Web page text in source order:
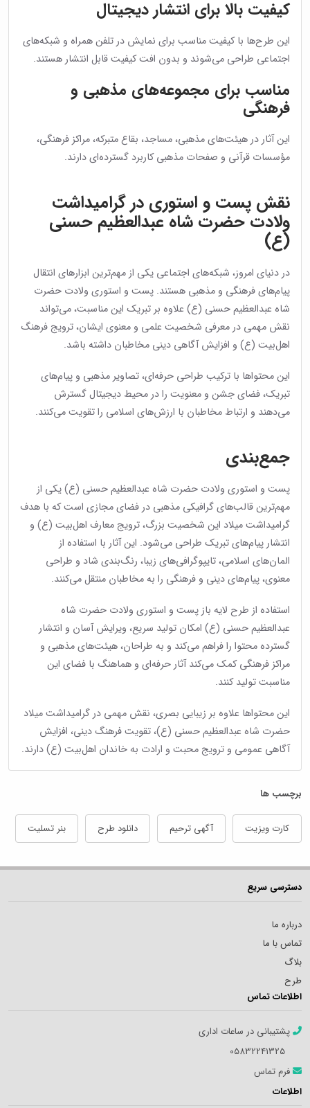
کیفیت بالا برای انتشار دیجیتال
این طرح‌ها با کیفیت مناسب برای نمایش در تلفن همراه و شبکه‌های
اجتماعی طراحی می‌شوند و بدون افت کیفیت قابل انتشار هستند.
مناسب برای مجموعه‌های مذهبی و
فرهنگی
این آثار در هیئت‌های مذهبی، مساجد، بقاع متبرکه، مراکز فرهنگی،
مؤسسات قرآنی و صفحات مذهبی کاربرد گسترده‌ای دارند.
نقش پست و استوری در گرامیداشت
ولادت حضرت شاه عبدالعظیم حسنی
(ع)
در دنیای امروز، شبکه‌های اجتماعی یکی از مهم‌ترین ابزارهای انتقال
پیام‌های فرهنگی و مذهبی هستند. پست و استوری ولادت حضرت
شاه عبدالعظیم حسنی (ع) علاوه بر تبریک این مناسبت، می‌تواند
نقش مهمی در معرفی شخصیت علمی و معنوی ایشان، ترویج فرهنگ
اهل‌بیت (ع) و افزایش آگاهی دینی مخاطبان داشته باشد.
این محتواها با ترکیب طراحی حرفه‌ای، تصاویر مذهبی و پیام‌های
تبریک، فضای جشن و معنویت را در محیط دیجیتال گسترش
می‌دهند و ارتباط مخاطبان با ارزش‌های اسلامی را تقویت می‌کنند.
جمع‌بندی
پست و استوری ولادت حضرت شاه عبدالعظیم حسنی (ع) یکی از
مهم‌ترین قالب‌های گرافیکی مذهبی در فضای مجازی است که با هدف
گرامیداشت میلاد این شخصیت بزرگ، ترویج معارف اهل‌بیت (ع) و
انتشار پیام‌های تبریک طراحی می‌شود. این آثار با استفاده از
المان‌های اسلامی، تایپوگرافی‌های زیبا، رنگ‌بندی شاد و طراحی
معنوی، پیام‌های دینی و فرهنگی را به مخاطبان منتقل می‌کنند.
استفاده از طرح لایه باز پست و استوری ولادت حضرت شاه
عبدالعظیم حسنی (ع) امکان تولید سریع، ویرایش آسان و انتشار
گسترده محتوا را فراهم می‌کند و به طراحان، هیئت‌های مذهبی و
مراکز فرهنگی کمک می‌کند آثار حرفه‌ای و هماهنگ با فضای این
مناسبت تولید کنند.
این محتواها علاوه بر زیبایی بصری، نقش مهمی در گرامیداشت میلاد
حضرت شاه عبدالعظیم حسنی (ع)، تقویت فرهنگ دینی، افزایش
آگاهی عمومی و ترویج محبت و ارادت به خاندان اهل‌بیت (ع) دارند.
برچسب ها
کارت ویزیت آگهی ترحیم دانلود طرح بنر تسلیت
دسترسی سریع
درباره ما
تماس با ما
بلاگ
طرح
اطلاعات تماس
پشتیبانی در ساعات اداری
05832241325
فرم تماس
اطلاعات